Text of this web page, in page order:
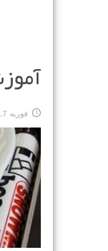
فوریه 7, 2018